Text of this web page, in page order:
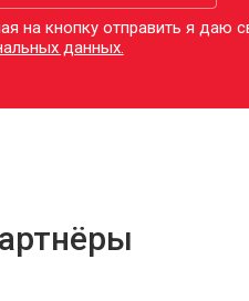
на кнопку отправить я даю
данных.